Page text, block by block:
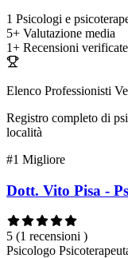
1 Psicologi e
5+ Valutazione media
1+ Recensioni verificate
Elenco Professionisti
Registro completo di
località
#1 Migliore
Dott. Vito Pisa -
5 (1 recensioni )
Psicologo